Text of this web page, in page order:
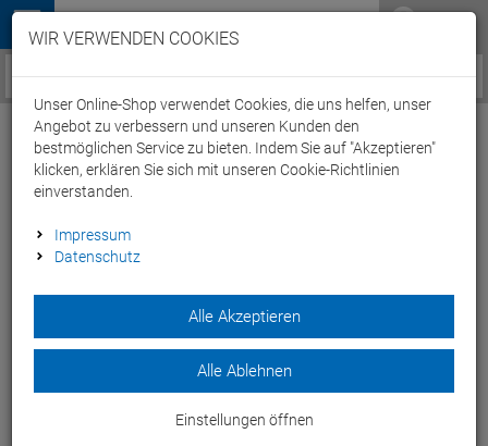
Menü
Service / Hilfe
sleeveless - XXL cobalt blue/electric lime
Leistungsstarker Triathlon-Einteiler für 70.3- und
Langdistanzrennen. Seine Top-Aerodynamik, die speziellen
Rückentaschen und der Tragekomfort helfen Ihnen auch über
WIR VERWENDEN COOKIES
Unser Online-Shop verwendet Cookies, die uns helfen, unser
Angebot zu verbessern und unseren Kunden den
bestmöglichen Service zu bieten. Indem Sie auf "Akzeptieren"
klicken, erklären Sie sich mit unseren Cookie-Richtlinien
einverstanden.
Impressum
Datenschutz
Alle Akzeptieren
Alle Ablehnen
Einstellungen öffnen